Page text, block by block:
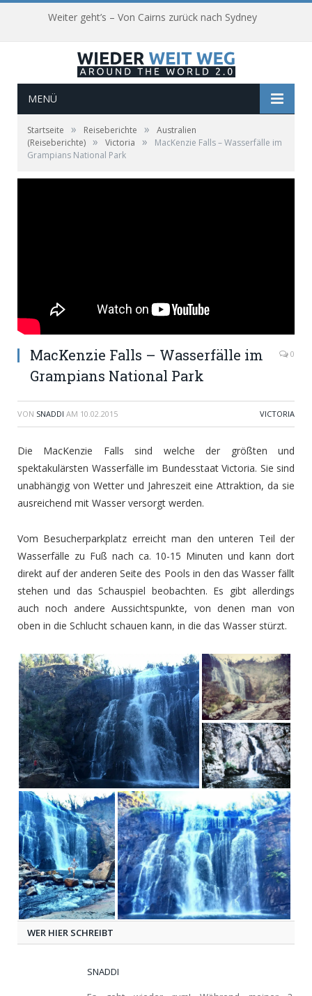
Weiter geht’s – Von Cairns zurück nach Sydney
MENÜ
Startseite » Reiseberichte »
Australien
(Reiseberichte) » Victoria »
MacKenzie Falls – Wasserfälle im
Grampians National Park
MacKenzie Falls – Wasserfälle im
Grampians National Park
0
VON SNADDI AM 10.02.2015 VICTORIA
Die MacKenzie Falls sind welche der größten und
spektakulärsten Wasserfälle im Bundesstaat Victoria. Sie sind
unabhängig von Wetter und Jahreszeit eine Attraktion, da sie
ausreichend mit Wasser versorgt werden.
Vom Besucherparkplatz erreicht man den unteren Teil der
Wasserfälle zu Fuß nach ca. 10-15 Minuten und kann dort
direkt auf der anderen Seite des Pools in den das Wasser fällt
stehen und das Schauspiel beobachten. Es gibt allerdings
auch noch andere Aussichtspunkte, von denen man von
oben in die Schlucht schauen kann, in die das Wasser stürzt.
WER HIER SCHREIBT
SNADDI